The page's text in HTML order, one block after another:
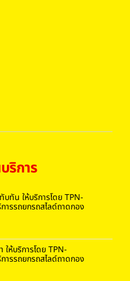
ริการ
ทัน ให้บริการโดย TPN-
รรถยกรถสไลด์ถาดกอง
ให้บริการโดย TPN-
รรถยกรถสไลด์ถาดกอง